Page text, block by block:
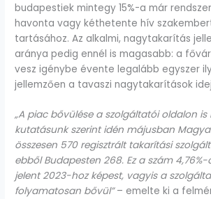
budapestiek mintegy 15%-a már
havonta vagy kéthetente hív
tartásához. Az alkalmi, nagytakarítás
aránya pedig ennél is magasabb: a
vesz igénybe évente legalább egyszer
jellemzően a tavaszi nagytakarítások
„A piac bővülése a szolgáltatói oldalon
kutatásunk szerint idén májusban
összesen 570 regisztrált takarítási
ebből Budapesten 268. Ez a szám
jelent 2023-hoz képest, vagyis a
folyamatosan bővül”– emelte ki a